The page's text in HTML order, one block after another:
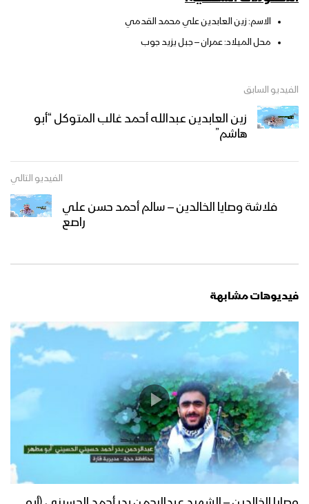
الاسم: زين العابدين علي محمد القدمي
محل الميلاد: عمران – جبل يزيد جوب
الفيديو السابق
زين العابدين عبدالله أحمد غالب المتوكل “أبو
هاشم”
الفيديو التالي
فلاشة وصايا الخالدين – سالم أحمد حسن علي
راصع
فيديوهات مشابهة